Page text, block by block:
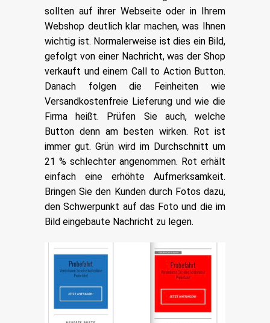
sollten auf ihrer Webseite oder in Ihrem
Webshop deutlich klar machen, was Ihnen
wichtig ist. Normalerweise ist dies ein Bild,
gefolgt von einer Nachricht, was der Shop
verkauft und einem Call to Action Button.
Danach folgen die Feinheiten wie
Versandkostenfreie Lieferung und wie die
Firma heißt. Prüfen Sie auch, welche
Button denn am besten wirken. Rot ist
immer gut. Grün wird im Durchschnitt um
21 % schlechter angenommen. Rot erhält
einfach eine erhöhte Aufmerksamkeit.
Bringen Sie den Kunden durch Fotos dazu,
den Schwerpunkt auf das Foto und die im
Bild eingebaute Nachricht zu legen.